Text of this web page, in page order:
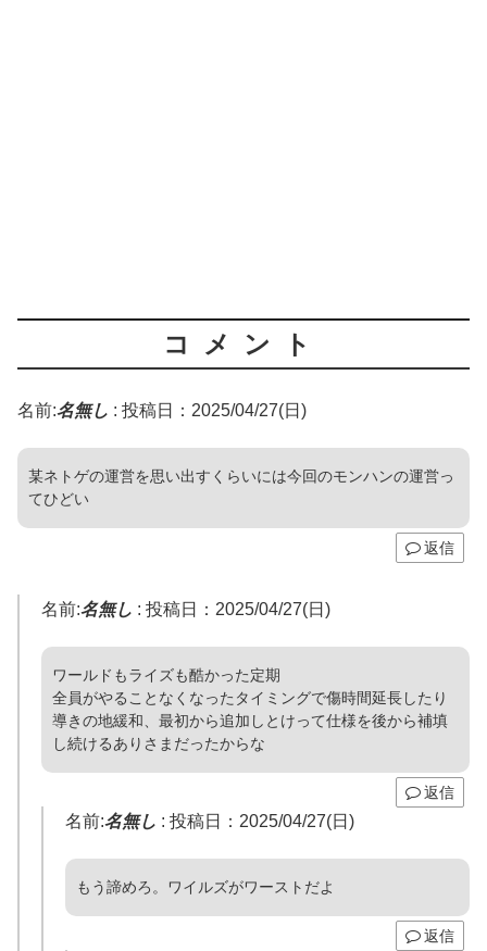
コメント
名前:名無し : 投稿日：2025/04/27(日)
某ネトゲの運営を思い出すくらいには今回のモンハンの運営っ
てひどい
返信
名前:名無し : 投稿日：2025/04/27(日)
ワールドもライズも酷かった定期
全員がやることなくなったタイミングで傷時間延長したり
導きの地緩和、最初から追加しとけって仕様を後から補填
し続けるありさまだったからな
返信
名前:名無し : 投稿日：2025/04/27(日)
もう諦めろ。ワイルズがワーストだよ
返信